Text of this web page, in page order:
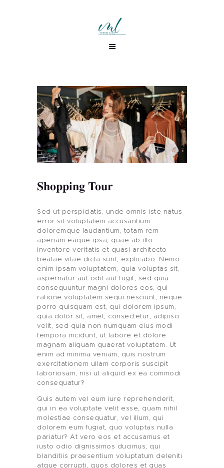
Shopping Tour
Sed ut perspiciatis, unde omnis iste natus
error sit voluptatem accusantium
doloremque laudantium, totam rem
aperiam eaque ipsa, quae ab illo
inventore veritatis et quasi architecto
beatae vitae dicta sunt, explicabo. Nemo
enim ipsam voluptatem, quia voluptas sit,
aspernatur aut odit aut fugit, sed quia
consequuntur magni dolores eos, qui
ratione voluptatem sequi nesciunt, neque
porro quisquam est, qui dolorem ipsum,
quia dolor sit, amet, consectetur, adipisci
velit, sed quia non numquam eius modi
tempora incidunt, ut labore et dolore
magnam aliquam quaerat voluptatem. Ut
enim ad minima veniam, quis nostrum
exercitationem ullam corporis suscipit
laboriosam, nisi ut aliquid ex ea commodi
consequatur?
Quis autem vel eum iure reprehenderit,
qui in ea voluptate velit esse, quam nihil
molestiae consequatur, vel illum, qui
dolorem eum fugiat, quo voluptas nulla
pariatur? At vero eos et accusamus et
iusto odio dignissimos ducimus, qui
blanditiis praesentium voluptatum deleniti
atque corrupti, quos dolores et quas